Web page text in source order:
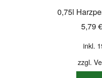
0,75l
5,79 €
inkl.
zzgl.